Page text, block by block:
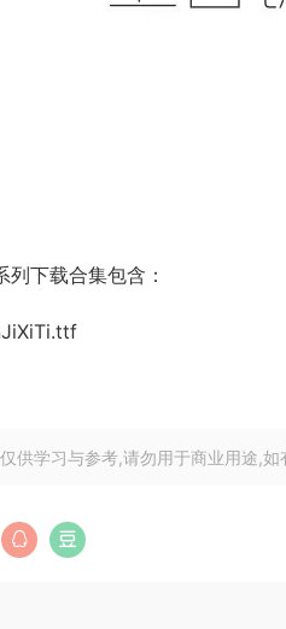
下载合集包含：
供学习与参考,请勿用于商业用途,